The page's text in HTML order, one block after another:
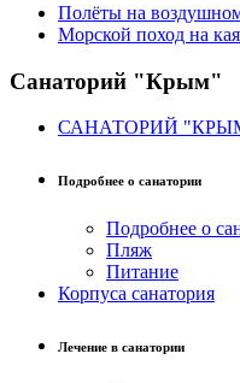
Полёты на
Морской поход на
Санаторий "Крым"
САНАТОРИЙ
Подробнее о санатории
Подробнее о
Пляж
Питание
Корпуса санатория
Лечение в санатории